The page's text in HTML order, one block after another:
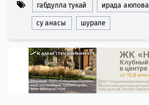
габдулла тукай ирада аюпова
су анасы шурале